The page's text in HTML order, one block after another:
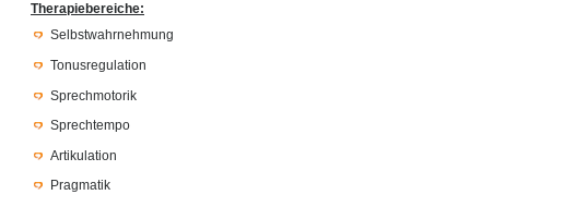
Therapiebereiche:
Selbstwahrnehmung
Tonusregulation
Sprechmotorik
Sprechtempo
Artikulation
Pragmatik